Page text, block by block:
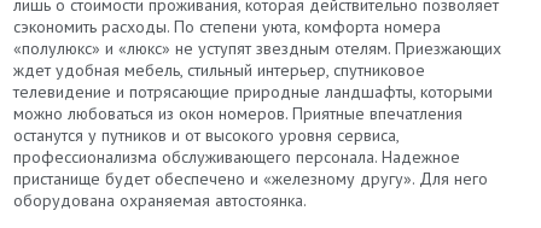
лишь о стоимости проживания, которая действительно позволяет
сэкономить расходы. По степени уюта, комфорта номера
«полулюкс» и «люкс» не уступят звездным отелям. Приезжающих
ждет удобная мебель, стильный интерьер, спутниковое
телевидение и потрясающие природные ландшафты, которыми
можно любоваться из окон номеров. Приятные впечатления
останутся у путников и от высокого уровня сервиса,
профессионализма обслуживающего персонала. Надежное
пристанище будет обеспечено и «железному другу». Для него
оборудована охраняемая автостоянка.